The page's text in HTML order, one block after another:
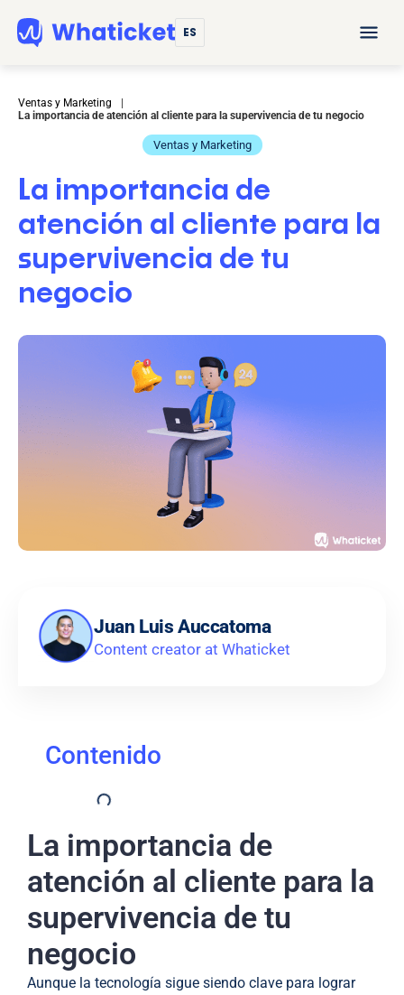
ES
Ventas y Marketing
La importancia de atención al cliente para la supervivencia de tu negocio
Ventas y Marketing
La importancia de
atención al cliente para la
supervivencia de tu
negocio
Juan Luis Auccatoma
Content creator at Whaticket
Contenido
La importancia de
atención al cliente para la
supervivencia de tu
negocio
Aunque la tecnología sigue siendo clave para lograr